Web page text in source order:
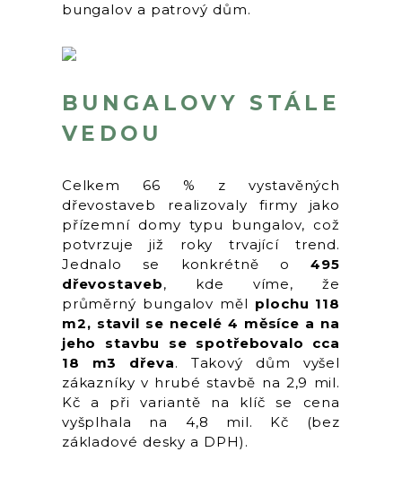
bungalov a patrový dům.
BUNGALOVY STÁLE
VEDOU
Celkem 66 % z vystavěných
dřevostaveb realizovaly firmy jako
přízemní domy typu bungalov, což
potvrzuje již roky trvající trend.
Jednalo se konkrétně o495
dřevostaveb, kde víme, že
průměrný bungalov měl plochu 118
m2, stavil se necelé 4 měsíce a na
jeho stavbu se spotřebovalo cca
18 m3 dřeva. Takový dům vyšel
zákazníky v hrubé stavbě na 2,9 mil.
Kč a při variantě na klíč se cena
vyšplhala na 4,8 mil. Kč (bez
základové desky a DPH).